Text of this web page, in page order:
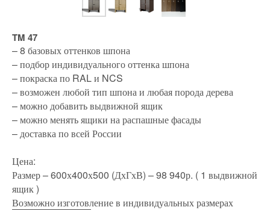
TM 47
– 8 базовых оттенков шпона
– подбор индивидуального оттенка шпона
– покраска по RAL и NCS
– возможен любой тип шпона и любая порода дерева
– можно добавить выдвижной ящик
– можно менять ящики на распашные фасады
– доставка по всей России
Цена:
Размер – 600х400х500 (ДхГхВ) – 98 940р. ( 1 выдвижной
ящик )
Возможно изготовление в индивидуальных размерах